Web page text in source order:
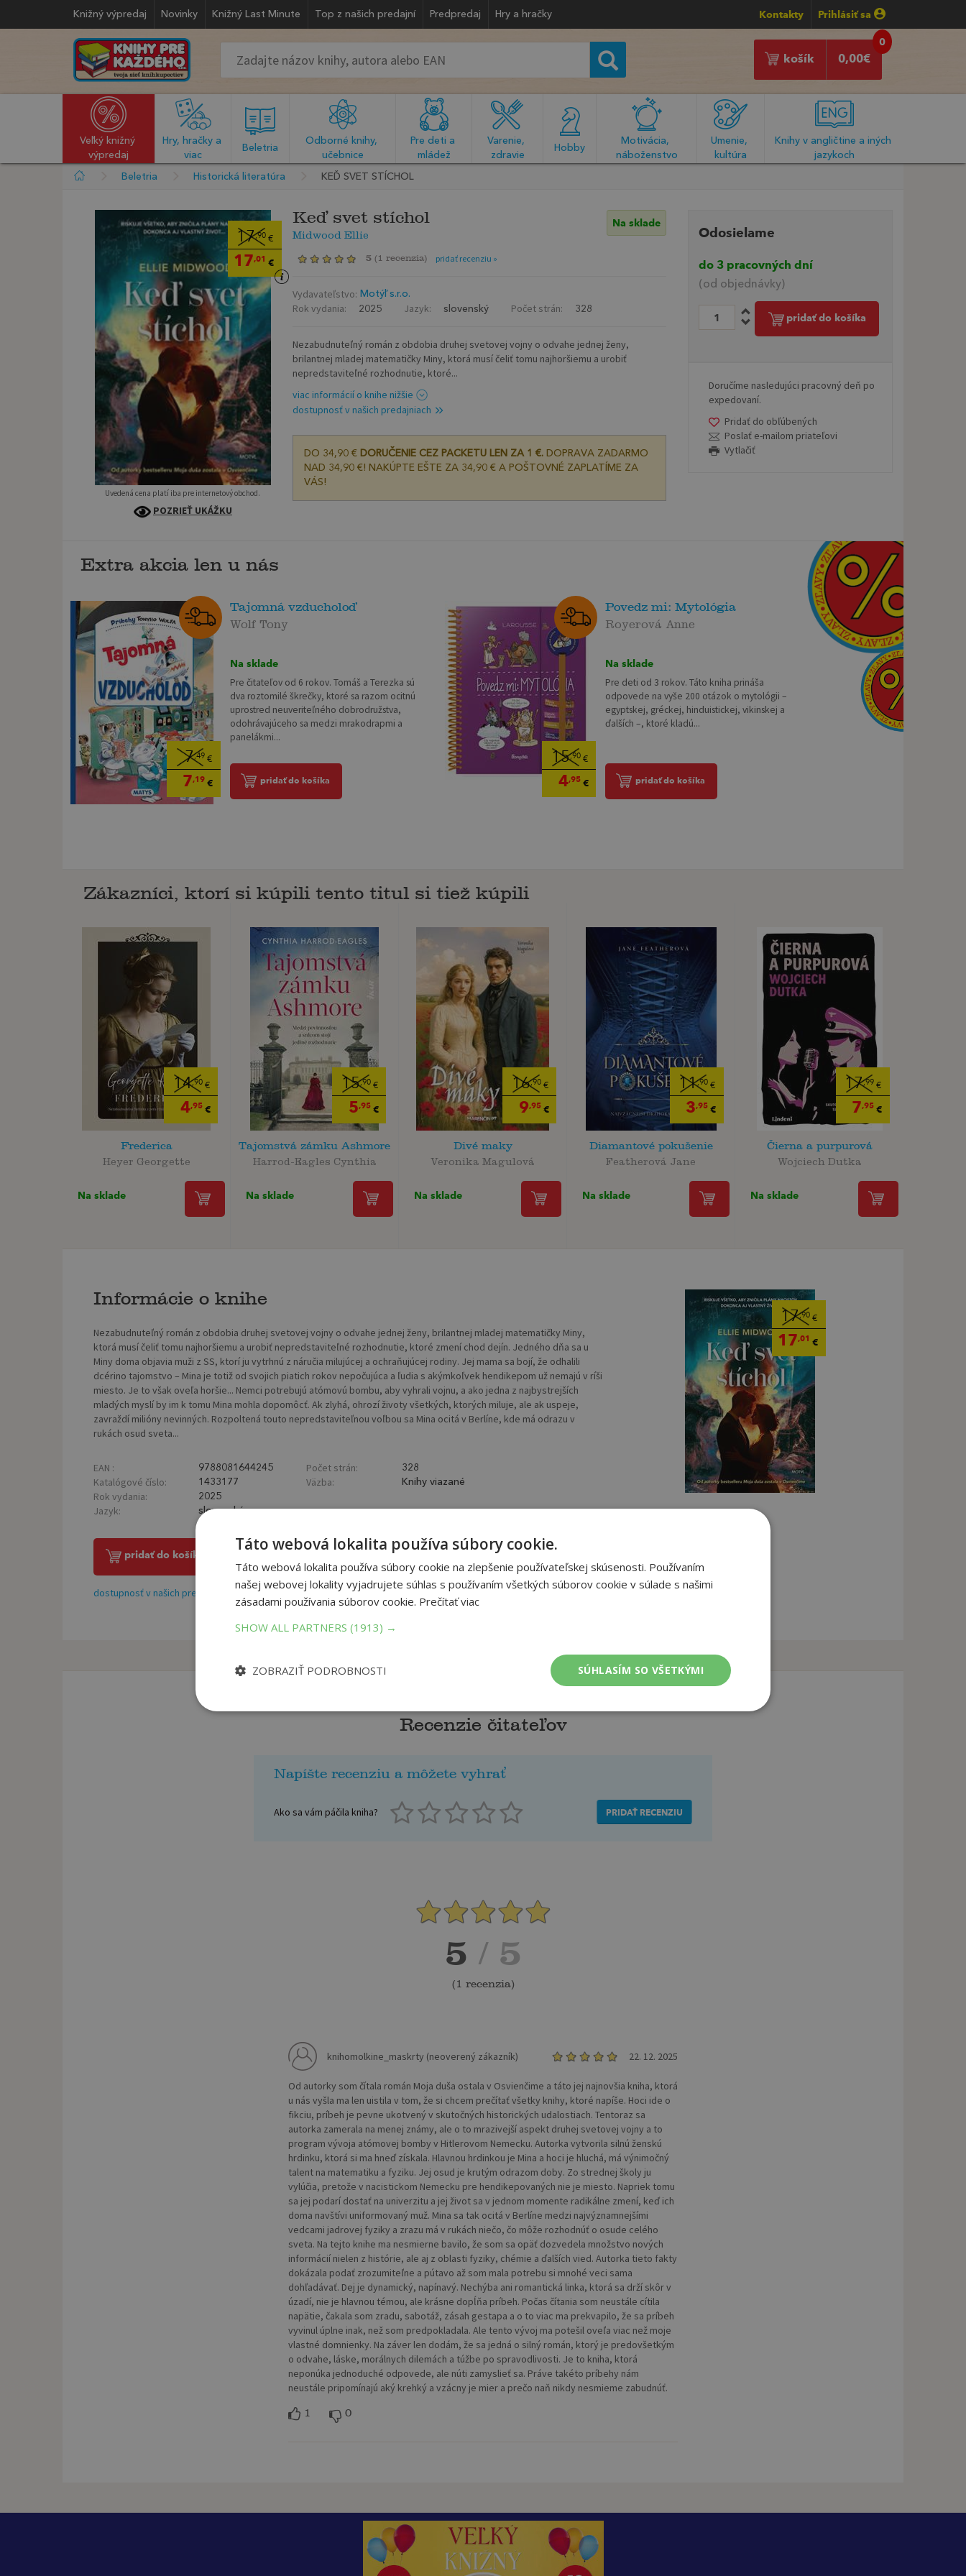
Knižný výpredaj Novinky Knižný Last Minute Top z našich predajní Predpredaj Hry a hračky Kontakty Prihlásiť sa
0
0,00€
košík
Veľký knižný
výpredaj
Hry, hračky a
viac
Beletria
Odborné knihy,
učebnice
Pre deti a
mládež
Varenie,
zdravie
Hobby
Motivácia,
náboženstvo
Umenie,
kultúra
Knihy v angličtine a iných
jazykoch
Beletria Historická literatúra KEĎ SVET STÍCHOL
17,90 €
17,01 €
Uvedená cena platí iba pre internetový obchod.
POZRIEŤ UKÁŽKU
Keď svet stíchol
Midwood Ellie
Na sklade
5 ( 1 recenzia) pridať recenziu »
Vydavateľstvo: Motýľ s.r.o.
Rok vydania: 2025 Jazyk: slovenský Počet strán: 328
Nezabudnuteľný román z obdobia druhej svetovej vojny o odvahe jednej ženy,
brilantnej mladej matematičky Miny, ktorá musí čeliť tomu najhoršiemu a urobiť
nepredstaviteľné rozhodnutie, ktoré...
viac informácií o knihe nižšie
dostupnosť v našich predajniach
DO 34,90 € DORUČENIE CEZ PACKETU LEN ZA 1 €.DOPRAVA ZADARMO
NAD 34,90 €! NAKÚPTE EŠTE ZA 34,90 € A POŠTOVNÉ ZAPLATÍME ZA
VÁS!
Odosielame
do 3 pracovných dní
(od objednávky)
pridať do košíka
Doručíme nasledujúci pracovný deň po
expedovaní.
Pridať do obľúbených
Poslať e-mailom priateľovi
Vytlačiť
Extra akcia len u nás
7,49 €
7,19 €
Tajomná vzducholoď
Wolf Tony
Na sklade
Pre čitateľov od 6 rokov. Tomáš a Terezka sú
dva roztomilé škrečky, ktoré sa razom ocitnú
uprostred neuveriteľného dobrodružstva,
odohrávajúceho sa medzi mrakodrapmi a
panelákmi...
pridať do košíka
15,90€
4,95€
Povedz mi: Mytológia
Royerová Anne
Na sklade
Pre deti od 3 rokov. Táto kniha prináša
odpovede na vyše 200 otázok o mytológii –
egyptskej, gréckej, hinduistickej, vikinskej a
ďalších –, ktoré kladú...
pridať do košíka
Zákazníci, ktorí si kúpili tento titul si tiež kúpili
14,90€
4,95€
Frederica
Heyer Georgette
Na sklade
15,90€
5,95€
Tajomstvá zámku Ashmore
Harrod-Eagles Cynthia
Na sklade
16,90€
9,95€
Divé maky
Veronika Magulová
Na sklade
11,90 €
3,95 €
Diamantové pokušenie
Featherová Jane
Na sklade
17,99 €
7,95 €
Čierna a purpurová
Wojciech Dutka
Na sklade
Informácie o knihe
Nezabudnuteľný román z obdobia druhej svetovej vojny o odvahe jednej ženy, brilantnej mladej matematičky Miny,
ktorá musí čeliť tomu najhoršiemu a urobiť nepredstaviteľné rozhodnutie, ktoré zmení chod dejín. Jedného dňa sa u
Miny doma objavia muži z SS, ktorí ju vytrhnú z náručia milujúcej a ochraňujúcej rodiny. Jej mama sa bojí, že odhalili
dcérino tajomstvo – Mina je totiž od svojich piatich rokov nepočujúca a ľudia s akýmkoľvek hendikepom už nemajú v ríši
miesto. Je to však oveľa horšie... Nemci potrebujú atómovú bombu, aby vyhrali vojnu, a ako jedna z najbystrejších
mladých myslí by im k tomu Mina mohla dopomôcť. Ak zlyhá, ohrozí životy všetkých, ktorých miluje, ale ak uspeje,
zavraždí milióny nevinných. Rozpoltená touto nepredstaviteľnou voľbou sa Mina ocitá v Berlíne, kde má odrazu v
rukách osud sveta...
EAN : 9788081644245
Katalógové číslo: 1433177
Rok vydania: 2025
Jazyk: slovenský
Počet strán: 328
Väzba: Knihy viazané
pridať do košíka
dostupnosť v našich predajniach
17,90 €
17,01 €
Recenzie čitateľov
Napíšte recenziu a môžete vyhrať
Ako sa vám páčila kniha? PRIDAŤ RECENZIU
5 / 5
(1 recenzia)
knihomolkine_maskrty (neoverený zákazník) 22. 12. 2025
Od autorky som čítala román Moja duša ostala v Osvienčime a táto jej najnovšia kniha, ktorá
u nás vyšla ma len uistila v tom, že si chcem prečítať všetky knihy, ktoré napíše. Hoci ide o
fikciu, príbeh je pevne ukotvený v skutočných historických udalostiach. Tentoraz sa
autorka zamerala na menej známy, ale o to mrazivejší aspekt druhej svetovej vojny a to
program vývoja atómovej bomby v Hitlerovom Nemecku. Autorka vytvorila silnú ženskú
hrdinku, ktorá si ma hneď získala. Hlavnou hrdinkou je Mina a hoci je hluchá, má výnimočný
talent na matematiku a fyziku. Jej osud je krutým odrazom doby. Zo strednej školy ju
vylúčia, pretože v nacistickom Nemecku pre hendikepovaných nie je miesto. Napriek tomu
sa jej podarí dostať na univerzitu a jej život sa v jednom momente radikálne zmení, keď ich
doma navštívi uniformovaný muž. Mina sa tak ocitá v Berlíne medzi najvýznamnejšími
vedcami jadrovej fyziky a zrazu má v rukách niečo, čo môže rozhodnúť o osude celého
sveta. Na tejto knihe ma nesmierne bavilo, že som sa opäť dozvedela množstvo nových
informácií nielen z histórie, ale aj z oblasti fyziky, chémie a ďalších vied. Autorka tieto fakty
dokázala podať zrozumiteľne a pútavo až som mala potrebu si mnohé veci sama
dohľadávať. Dej je dynamický, napínavý. Nechýba ani romantická linka, ktorá sa drží skôr v
úzadí, nie je hlavnou témou, ale krásne dopĺňa príbeh. Počas čítania som neustále cítila
napätie, čakala som zradu, sabotáž, zásah gestapa a o to viac ma prekvapilo, že sa príbeh
vyvinul úplne inak, než som predpokladala. Ale tento vývoj ma potešil oveľa viac než moje
vlastné domnienky. Na záver len dodám, že sa jedná o silný román, ktorý je predovšetkým
o odvahe, láske, morálnych dilemách a túžbe po spravodlivosti. Je to kniha, ktorá
neponúka jednoduché odpovede, ale núti zamyslieť sa. Práve takéto príbehy nám
neustále pripomínajú aký krehký a vzácny je mier a prečo naň nikdy nesmieme zabudnúť.
1 0
Táto webová lokalita používa súbory cookie.
Táto webová lokalita používa súbory cookie na zlepšenie používateľskej skúsenosti. Používaním
našej webovej lokality vyjadrujete súhlas s používaním všetkých súborov cookie v súlade s našimi
zásadami používania súborov cookie. Prečítať viac
SHOW ALL PARTNERS (1913) →
SÚHLASÍM SO VŠETKÝMI
ZOBRAZIŤ PODROBNOSTI